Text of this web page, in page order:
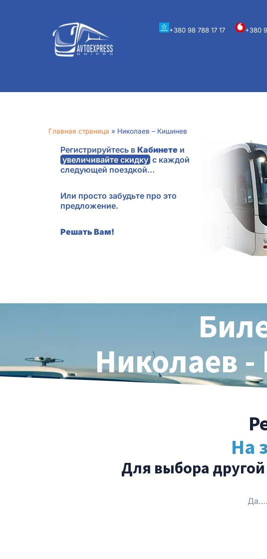
+380 98 788 17 17
+380
Главная страница » Николаев – Кишинев
Регистрируйтесь вКабинете и
увеличивайте скидку с каждой
следующей поездкой…
Или просто забудьте про это
предложение.
Решать Вам!
Николаев
На
Для выбора
Да….